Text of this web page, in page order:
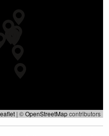
| ©OpenStreetMapcontributors